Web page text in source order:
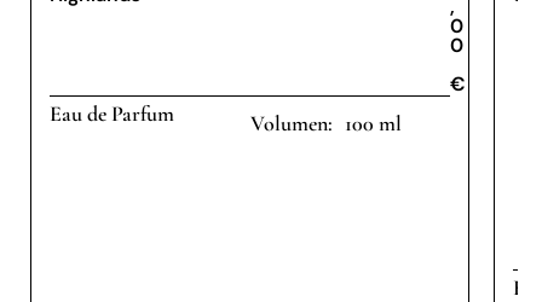
,
0
0
€
Eau de Parfum 100 ml